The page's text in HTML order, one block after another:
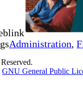
Administration,
GNU General Public